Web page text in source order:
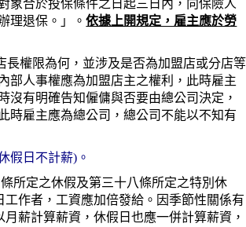
象合於投保條件之日起三日內，向保險人
理退保。」。依據上開規定，雇主應於勞
權限為何，並涉及是否為加盟店或分店等
部人事權應為加盟店主之權利，此時雇主
沒有明確告知僱傭與否要由總公司決定，
時雇主應為總公司，總公司不能以不知有
假日不計薪)。
所定之休假及第三十八條所定之特別休
作者，工資應加倍發給。因季節性關係有
薪計算薪資，休假日也應一併計算薪資，